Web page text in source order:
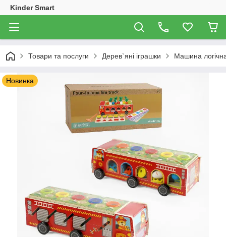
Kinder Smart
Товари та послуги Дерев`яні іграшки Машина
Новинка